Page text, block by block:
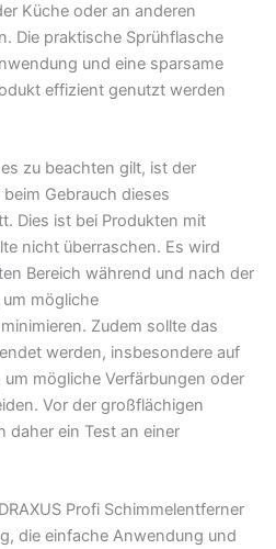
Küche oder an anderen
Die praktische Sprühflasche
und eine sparsame
effizient genutzt werden
zu beachten gilt, ist der
Gebrauch dieses
Dies ist bei Produkten mit
nicht überraschen. Es wird
Bereich während und nach der
mögliche
Zudem sollte das
werden, insbesondere auf
mögliche Verfärbungen oder
Vor der großflächigen
daher ein Test an einer
Profi Schimmelentferner
die einfache Anwendung und